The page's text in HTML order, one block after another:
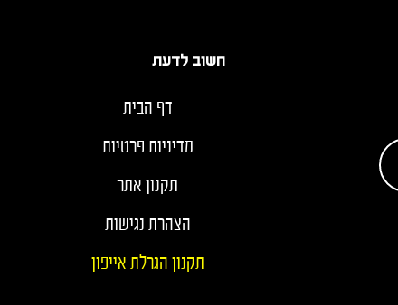
חשוב לדעת
דף הבית
מדיניות פרטיות
תקנון אתר
הצהרת נגישות
תקנון הגרלת אייפון